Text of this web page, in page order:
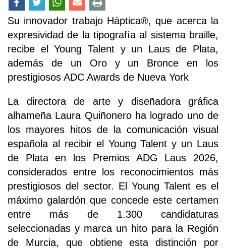
Su innovador trabajo Háptica®, que acerca la
expresividad de la tipografía al sistema braille,
recibe el Young Talent y un Laus de Plata,
además de un Oro y un Bronce en los
prestigiosos ADC Awards de Nueva York
La directora de arte y diseñadora gráfica
alhameña Laura Quiñonero ha logrado uno de
los mayores hitos de la comunicación visual
española al recibir el Young Talent y un Laus
de Plata en los Premios ADG Laus 2026,
considerados entre los reconocimientos más
prestigiosos del sector. El Young Talent es el
máximo galardón que concede este certamen
entre más de 1.300 candidaturas
seleccionadas y marca un hito para la Región
de Murcia, que obtiene esta distinción por